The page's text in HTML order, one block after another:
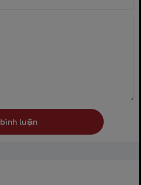
Gửi bình luận